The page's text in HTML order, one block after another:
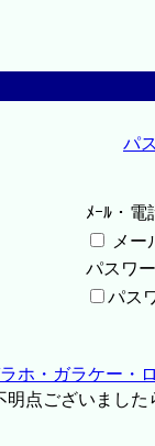
パ
ﾒｰﾙ・電
メー
パスワ
パス
ホ・ガラケー・
点ございました